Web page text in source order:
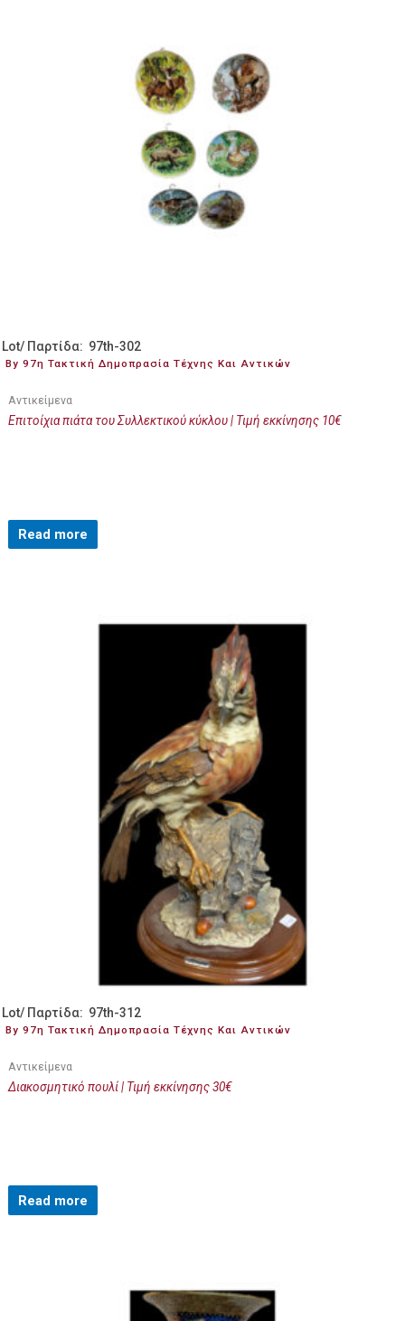
Lot/ Παρτίδα: 97th-302
By 97η Τακτική Δημοπρασία Τέχνης Και Αντικών
Αντικείμενα
Επιτοίχια πιάτα του Συλλεκτικού κύκλου | Τιμή εκκίνησης 10€
Read more
Lot/ Παρτίδα: 97th-312
By 97η Τακτική Δημοπρασία Τέχνης Και Αντικών
Αντικείμενα
Διακοσμητικό πουλί | Τιμή εκκίνησης 30€
Read more